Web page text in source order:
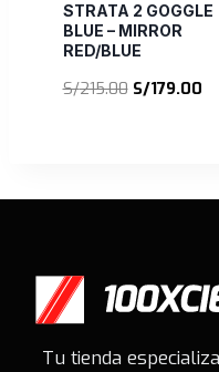
STRATA 2 GOGGLE
BLUE – MIRROR
RED/BLUE
S/215.00 El
S/179.00El
Tu tienda